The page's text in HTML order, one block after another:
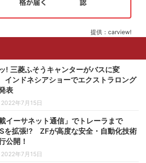
提供：carview!
! 三菱ふそうキャンターがバスに変
ンドネシアショーでエクストラロング
表
2022年7月15日
載イーサネット通信」でトレーラまで
を拡張!? ZFが高度な安全・自動化技術
公開！
2022年7月15日